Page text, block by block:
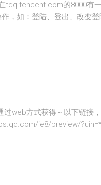
的8000有一
，如：登陆、登出、改变登
过web方式获得～以下链接
ie8/preview/